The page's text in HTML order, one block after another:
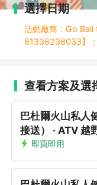
選擇日期
活動廠商：Go
81338238033】
查看方案及選
巴杜爾火山私人
接送） · ATV 越
即買即用